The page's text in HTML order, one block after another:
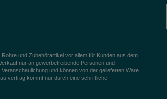
und Zubehörartikel vor allem für Kunden aus dem
nur an gewerbetreibende Personen und
und können von der gelieferten Ware
kommt nur durch eine schriftliche